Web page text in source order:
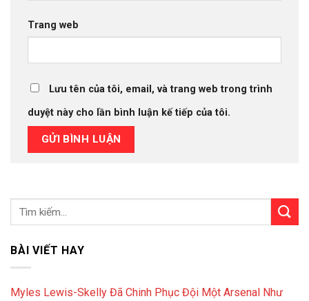
Trang web
Lưu tên của tôi, email, và trang web trong trình
duyệt này cho lần bình luận kế tiếp của tôi.
BÀI VIẾT HAY
Myles Lewis-Skelly Đã Chinh Phục Đội Một Arsenal Như